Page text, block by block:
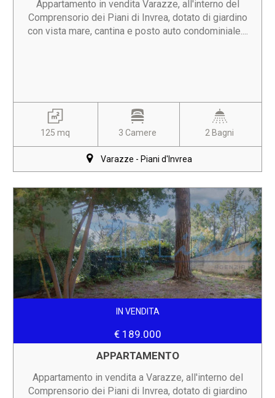
Appartamento in vendita Varazze, all'interno del
Comprensorio dei Piani di Invrea, dotato di giardino
con vista mare, cantina e posto auto condominiale....
125 mq 3 Camere 2 Bagni
Varazze - Piani d'Invrea
IN VENDITA
€ 189.000
APPARTAMENTO
Appartamento in vendita a Varazze, all'interno del
Comprensorio dei Piani di Invrea, dotato di giardino